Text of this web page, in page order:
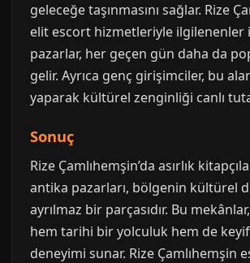
geleceğe taşınmasını sağlar. Rize
elit escort hizmetleriyle ilgilenenler
pazarlar, her geçen gün daha da
gelir. Ayrıca genç girişimciler, bu
yaparak kültürel zenginliği canlı
Sonuç
Rize Çamlıhemşin’da asırlık
antika pazarları, bölgenin kültürel
ayrılmaz bir parçasıdır. Bu
hem tarihi bir yolculuk hem de
deneyimi sunar. Rize Çamlıhemşin